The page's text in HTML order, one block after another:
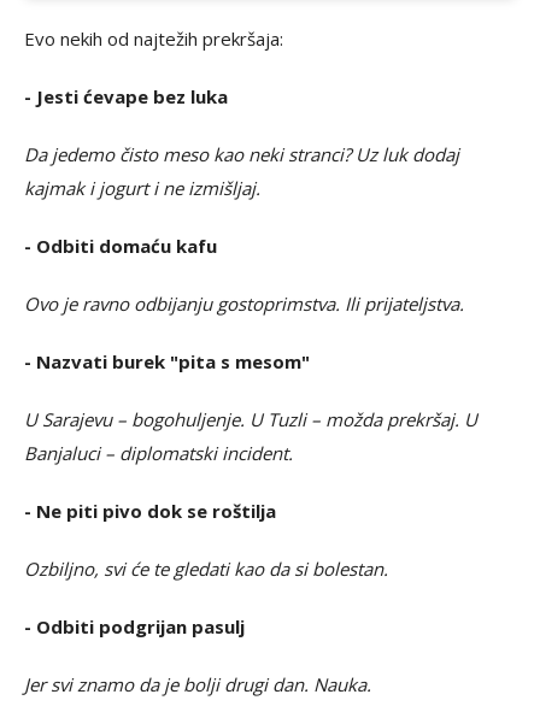
Evo nekih od najtežih prekršaja:
- Jesti ćevape bez luka
Da jedemo čisto meso kao neki stranci? Uz luk dodaj
kajmak i jogurt i ne izmišljaj.
- Odbiti domaću kafu
Ovo je ravno odbijanju gostoprimstva. Ili prijateljstva.
- Nazvati burek "pita s mesom"
U Sarajevu – bogohuljenje. U Tuzli – možda prekršaj. U
Banjaluci – diplomatski incident.
- Ne piti pivo dok se roštilja
Ozbiljno, svi će te gledati kao da si bolestan.
- Odbiti podgrijan pasulj
Jer svi znamo da je bolji drugi dan. Nauka.